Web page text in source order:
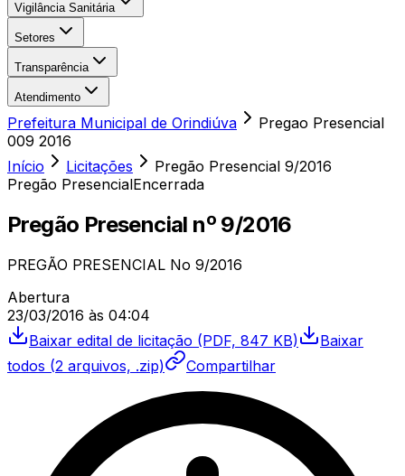
Vigilância Sanitária
Setores
Transparência
Atendimento
Prefeitura Municipal de Orindiúva
Pregao Presencial
009 2016
Início
Licitações Pregão Presencial 9/2016
Pregão PresencialEncerrada
Pregão Presencial nº 9/2016
PREGÃO PRESENCIAL No 9/2016
Abertura
23/03/2016 às 04:04
Baixar edital de licitação (PDF, 847 KB)
Baixar
todos (2 arquivos, .zip) Compartilhar